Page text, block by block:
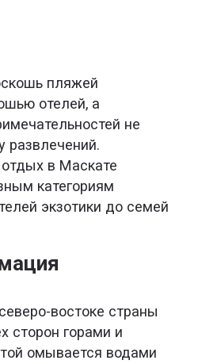
пляжей
отелей, а
не
развлечений.
в Маскате
категориям
экзотики до семей
востоке страны
сторон горами и
омывается водами